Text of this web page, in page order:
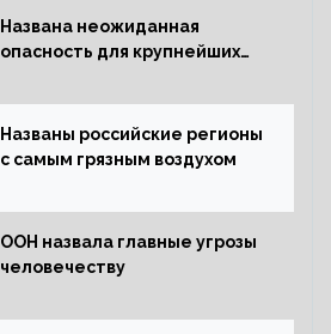
Названа неожиданная
опасность для крупнейших
Названы российские регионы
с самым грязным воздухом
ООН назвала главные угрозы
человечеству